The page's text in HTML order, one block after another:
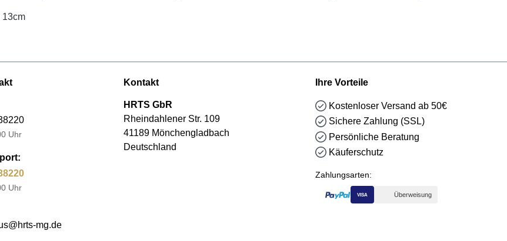
13cm
Uhr
Uhr
mg.de
Kontakt
HRTS GbR
Rheindahlener Str. 109
41189 Mönchengladbach
Deutschland
Ihre Vorteile
Kostenloser Versand ab 50€
Sichere Zahlung (SSL)
Persönliche Beratung
Käuferschutz
Zahlungsarten:
VISA Überweisung